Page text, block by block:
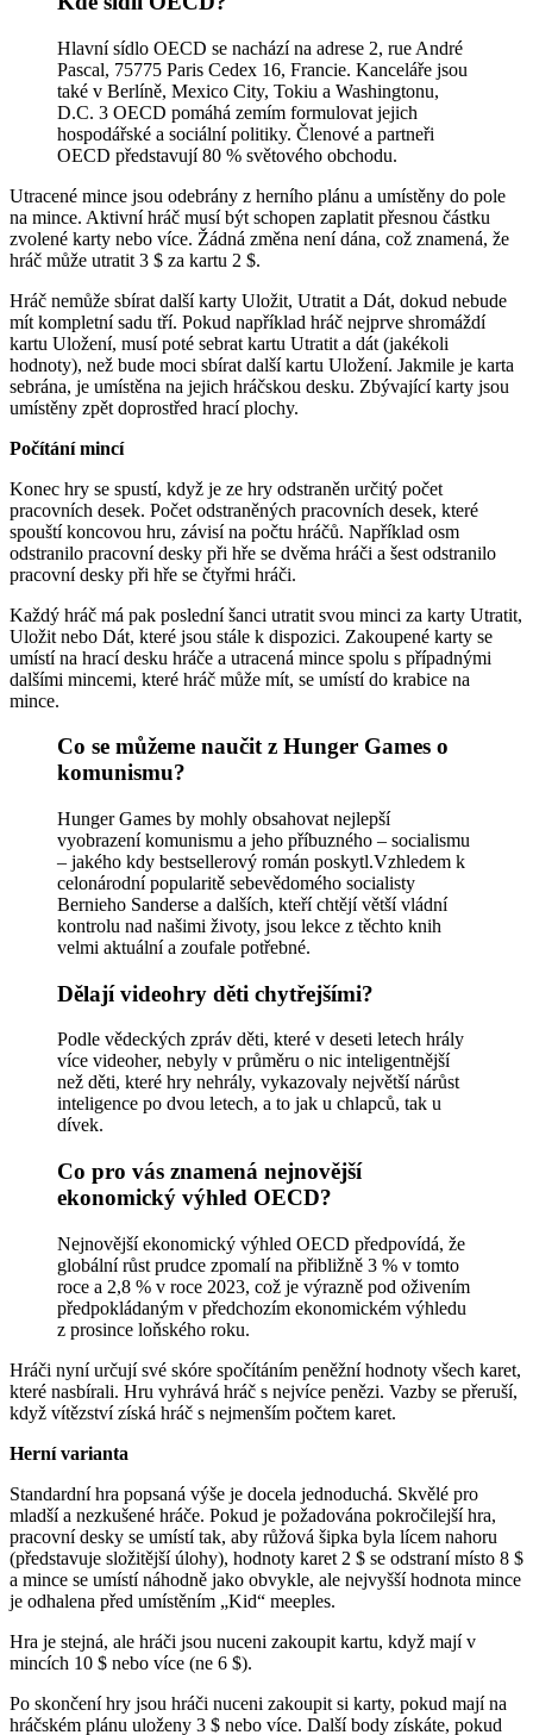
Hlavní sídlo OECD se nachází na adrese 2, rue André
Pascal, 75775 Paris Cedex 16, Francie. Kanceláře jsou
také v Berlíně, Mexico City, Tokiu a Washingtonu,
D.C. 3 OECD pomáhá zemím formulovat jejich
hospodářské a sociální politiky. Členové a partneři
OECD představují 80 % světového obchodu.
Utracené mince jsou odebrány z herního plánu a umístěny do pole
na mince. Aktivní hráč musí být schopen zaplatit přesnou částku
zvolené karty nebo více. Žádná změna není dána, což znamená, že
hráč může utratit 3 $ za kartu 2 $.
Hráč nemůže sbírat další karty Uložit, Utratit a Dát, dokud nebude
mít kompletní sadu tří. Pokud například hráč nejprve shromáždí
kartu Uložení, musí poté sebrat kartu Utratit a dát (jakékoli
hodnoty), než bude moci sbírat další kartu Uložení. Jakmile je karta
sebrána, je umístěna na jejich hráčskou desku. Zbývající karty jsou
umístěny zpět doprostřed hrací plochy.
Počítání mincí
Konec hry se spustí, když je ze hry odstraněn určitý počet
pracovních desek. Počet odstraněných pracovních desek, které
spouští koncovou hru, závisí na počtu hráčů. Například osm
odstranilo pracovní desky při hře se dvěma hráči a šest odstranilo
pracovní desky při hře se čtyřmi hráči.
Každý hráč má pak poslední šanci utratit svou minci za karty Utratit,
Uložit nebo Dát, které jsou stále k dispozici. Zakoupené karty se
umístí na hrací desku hráče a utracená mince spolu s případnými
dalšími mincemi, které hráč může mít, se umístí do krabice na
mince.
Co se můžeme naučit z Hunger Games o
komunismu?
Hunger Games by mohly obsahovat nejlepší
vyobrazení komunismu a jeho příbuzného – socialismu
– jakého kdy bestsellerový román poskytl.Vzhledem k
celonárodní popularitě sebevědomého socialisty
Bernieho Sanderse a dalších, kteří chtějí větší vládní
kontrolu nad našimi životy, jsou lekce z těchto knih
velmi aktuální a zoufale potřebné.
Dělají videohry děti chytřejšími?
Podle vědeckých zpráv děti, které v deseti letech hrály
více videoher, nebyly v průměru o nic inteligentnější
než děti, které hry nehrály, vykazovaly největší nárůst
inteligence po dvou letech, a to jak u chlapců, tak u
dívek.
Co pro vás znamená nejnovější
ekonomický výhled OECD?
Nejnovější ekonomický výhled OECD předpovídá, že
globální růst prudce zpomalí na přibližně 3 % v tomto
roce a 2,8 % v roce 2023, což je výrazně pod oživením
předpokládaným v předchozím ekonomickém výhledu
z prosince loňského roku.
Hráči nyní určují své skóre spočítáním peněžní hodnoty všech karet,
které nasbírali. Hru vyhrává hráč s nejvíce penězi. Vazby se přeruší,
když vítězství získá hráč s nejmenším počtem karet.
Herní varianta
Standardní hra popsaná výše je docela jednoduchá. Skvělé pro
mladší a nezkušené hráče. Pokud je požadována pokročilejší hra,
pracovní desky se umístí tak, aby růžová šipka byla lícem nahoru
(představuje složitější úlohy), hodnoty karet 2 $ se odstraní místo 8 $
a mince se umístí náhodně jako obvykle, ale nejvyšší hodnota mince
je odhalena před umístěním „Kid“ meeples.
Hra je stejná, ale hráči jsou nuceni zakoupit kartu, když mají v
mincích 10 $ nebo více (ne 6 $).
Po skončení hry jsou hráči nuceni zakoupit si karty, pokud mají na
hráčském plánu uloženy 3 $ nebo více. Další body získáte, pokud